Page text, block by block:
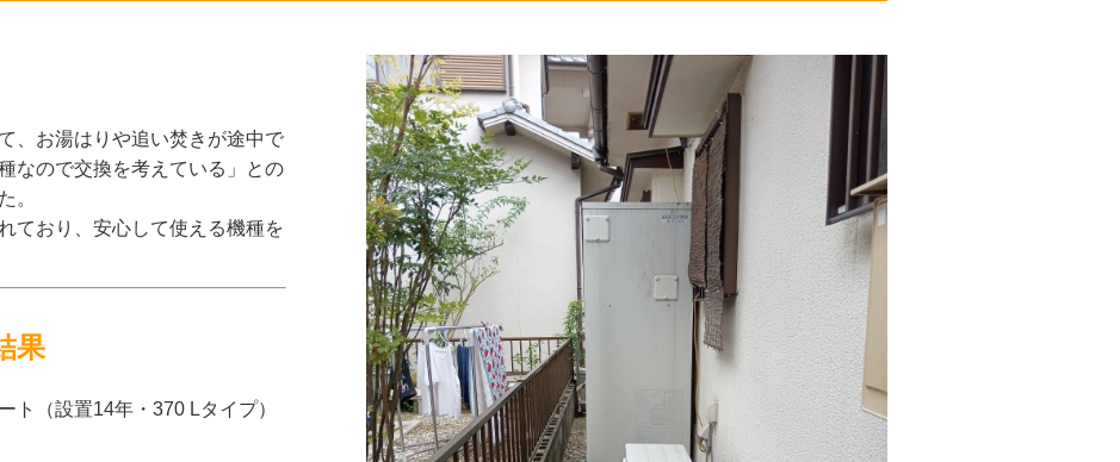
、お湯はりや追い焚きが途中で
なので交換を考えている」との
。
ており、安心して使える機種を
果
ト（設置14年・370 Lタイプ）